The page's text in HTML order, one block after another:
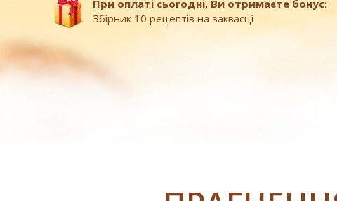
При оплаті сьогодні, Ви отримаєте бонус:
Збірник 10 рецептів на заквасці